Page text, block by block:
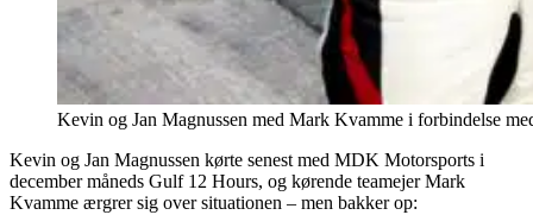
Kevin og Jan Magnussen med Mark Kvamme i forbindelse
Kevin og Jan Magnussen kørte senest med MDK Motorsports i
december måneds Gulf 12 Hours, og kørende teamejer Mark
Kvamme ærgrer sig over situationen – men bakker op: